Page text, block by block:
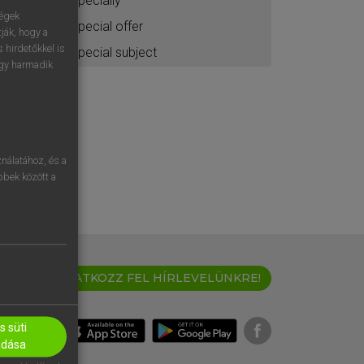
special offer
special subject
IRATKOZZ FEL HÍRLEVELÜNKRE!
hogy a
hirdetőkkel is
harmadik
és a
között a
süti